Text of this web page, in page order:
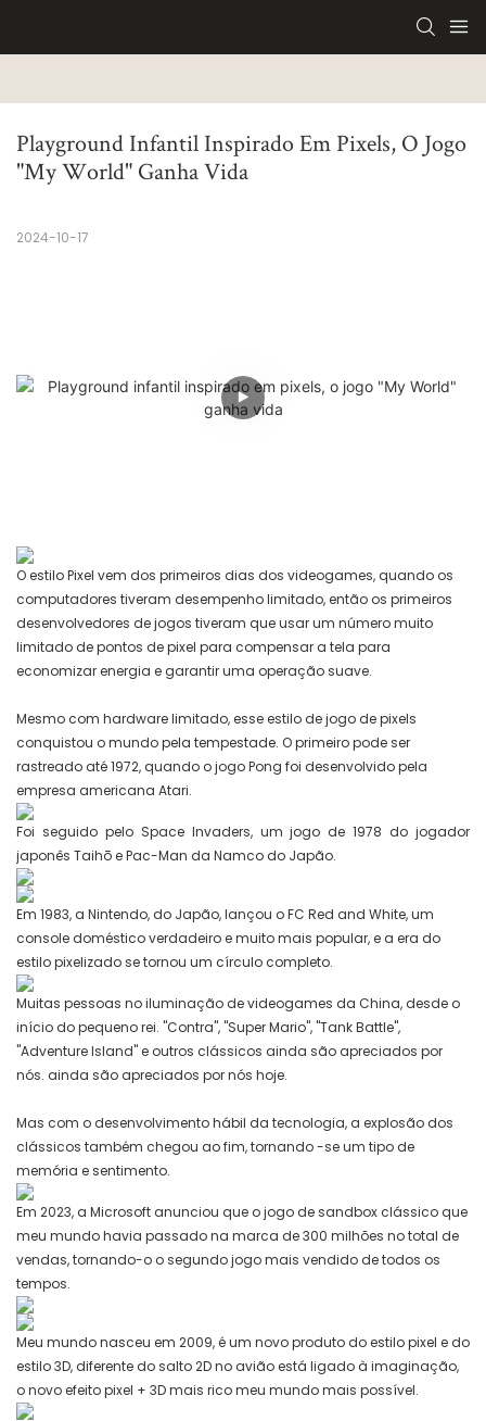
Playground Infantil Inspirado Em Pixels, O Jogo
"My World" Ganha Vida
2024-10-17
O estilo Pixel vem dos primeiros dias dos videogames, quando os
computadores tiveram desempenho limitado, então os primeiros
desenvolvedores de jogos tiveram que usar um número muito
limitado de pontos de pixel para compensar a tela para
economizar energia e garantir uma operação suave.
Mesmo com hardware limitado, esse estilo de jogo de pixels
conquistou o mundo pela tempestade. O primeiro pode ser
rastreado até 1972, quando o jogo Pong foi desenvolvido pela
empresa americana Atari.
Foi seguido pelo Space Invaders, um jogo de 1978 do jogador
japonês Taihō e Pac-Man da Namco do Japão.
Em 1983, a Nintendo, do Japão, lançou o FC Red and White, um
console doméstico verdadeiro e muito mais popular, e a era do
estilo pixelizado se tornou um círculo completo.
Muitas pessoas no iluminação de videogames da China, desde o
início do pequeno rei. "Contra", "Super Mario", "Tank Battle",
"Adventure Island" e outros clássicos ainda são apreciados por
nós. ainda são apreciados por nós hoje.
Mas com o desenvolvimento hábil da tecnologia, a explosão dos
clássicos também chegou ao fim, tornando -se um tipo de
memória e sentimento.
Em 2023, a Microsoft anunciou que o jogo de sandbox clássico que
meu mundo havia passado na marca de 300 milhões no total de
vendas, tornando-o o segundo jogo mais vendido de todos os
tempos.
Meu mundo nasceu em 2009, é um novo produto do estilo pixel e do
estilo 3D, diferente do salto 2D no avião está ligado à imaginação,
o novo efeito pixel + 3D mais rico meu mundo mais possível.